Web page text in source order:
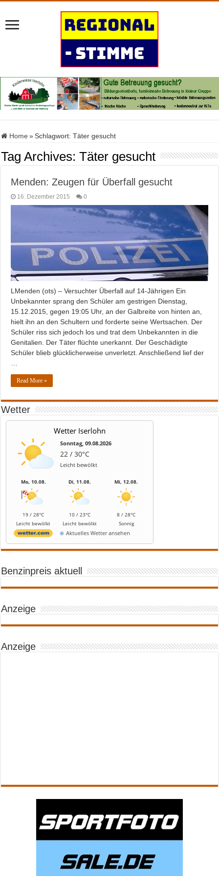
Home » Schlagwort:Täter gesucht
Tag Archives:Täter gesucht
Menden: Zeugen für Überfall gesucht
16. Dezember 2015 0
LMenden (ots) – Versuchter Überfall auf 14-Jährigen Ein
Unbekannter sprang den Schüler am gestrigen Dienstag,
15.12.2015, gegen 19:05 Uhr, an der Galbreite von hinten an,
hielt ihn an den Schultern und forderte seine Wertsachen. Der
Schüler riss sich jedoch los und trat dem Unbekannten in die
Genitalien. Der Täter flüchte unerkannt. Der Geschädigte
Schüler blieb glücklicherweise unverletzt. Anschließend lief der
Read More »
Wetter
Wetter Iserlohn
Sonntag, 09.08.2026
22 / 30°C
Leicht bewölkt
Mo, 10.08.
19 / 28°C
Leicht bewölkt
Di, 11.08.
10 / 23°C
Leicht bewölkt
Mi, 12.08.
8 / 28°C
Sonnig
Aktuelles Wetter ansehen
Benzinpreis aktuell
Anzeige
Anzeige